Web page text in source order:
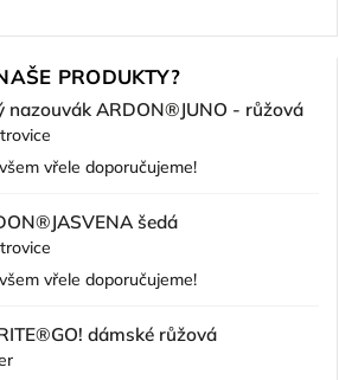
PRODUKTY?
nazouvák ARDON®JUNO - růžová
vřele doporučujeme!
šedá
vřele doporučujeme!
dámské růžová